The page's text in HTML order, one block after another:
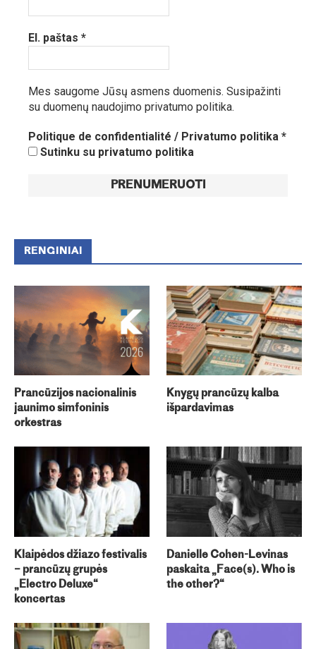
El. paštas *
Mes saugome Jūsų asmens duomenis. Susipažinti
su duomenų naudojimo privatumo politika.
Politique de confidentialité / Privatumo politika *
Sutinku su privatumo politika
RENGINIAI
Prancūzijos nacionalinis
jaunimo simfoninis
orkestras
Knygų prancūzų kalba
išpardavimas
Klaipėdos džiazo festivalis
– prancūzų grupės
„Electro Deluxe“
koncertas
Danielle Cohen-Levinas
paskaita „Face(s). Who is
the other?“